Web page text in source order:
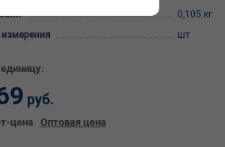
0,105 кг
шт
руб.
цена Оптовая цена